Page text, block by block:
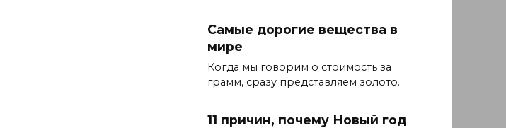
Самые дорогие вещества в
мире
Когда мы говорим о стоимость за
грамм, сразу представляем золото.
11 причин, почему Новый год